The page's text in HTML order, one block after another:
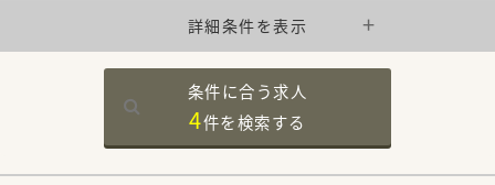
詳細条件を表示
条件に合う求人
4件を検索する